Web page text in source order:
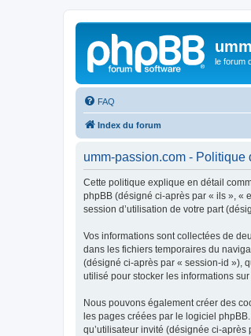
le forum
FAQ
Index du forum
umm-passion.com - Politique
Cette politique explique en détail
phpBB (désigné ci-après par « ils », «
session d’utilisation de votre part
Vos informations sont collectées de
dans les fichiers temporaires du
(désigné ci-après par « session-id »),
utilisé pour stocker les informations
Nous pouvons également créer des
les pages créées par le logiciel
qu’utilisateur invité (désignée ci-